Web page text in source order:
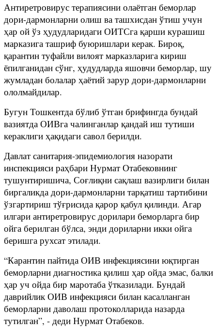
Антиретровирус терапиясини олаётган беморлар
дори-дармонларни олиш ва ташхисдан ўтиш учун
ҳар ой ўз ҳудудларидаги ОИТСга қарши курашиш
марказига ташриф буюришлари керак. Бироқ,
қарантин туфайли вилоят марказларига кириш
ёпилганидан сўнг, ҳудудларда яшовчи беморлар, шу
жумладан болалар ҳаётий зарур дори-дармонларни
ололмайдилар.
Бугун Тошкентда бўлиб ўтган брифингда бундай
вазиятда ОИВга чалинганлар қандай иш тутиши
кераклиги ҳақидаги савол берилди.
Давлат санитария-эпидемиология назорати
инспекцияси раҳбари Нурмат Отабековнинг
тушунтиришича, Соғлиқни сақлаш вазирлиги билан
биргаликда дори-дармонларни тарқатиш тартибини
ўзгартириш тўғрисида қарор қабул қилинди. Агар
илгари антиретровирус дорилари беморларга бир
ойга берилган бўлса, энди дориларни икки ойга
беришга рухсат этилади.
“Карантин пайтида ОИВ инфекциясини юқтирган
беморларни диагностика қилиш ҳар ойда эмас, балки
ҳар уч ойда бир маротаба ўтказилади. Бундай
даврийлик ОИВ инфекцияси билан касалланган
беморларни даволаш протоколларида назарда
тутилган”, - деди Нурмат Отабеков.